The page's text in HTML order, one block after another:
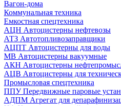
Вагон-дома
Коммунальная техника
Емкостная спецтехника
АЦН Автоцистерны нефтевозы
АТЗ Автотопливозаправщики
АЦПТ Автоцистерны для воды
МВ Автоцистерны вакуумные
АКН Автоцистерны
АЦВ Автоцистерны для
Промысловая спецтехника
ППУ Передвижные паровые
АДПМ Агрегат для